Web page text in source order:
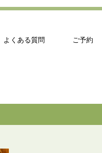
よくある質問 ご予約